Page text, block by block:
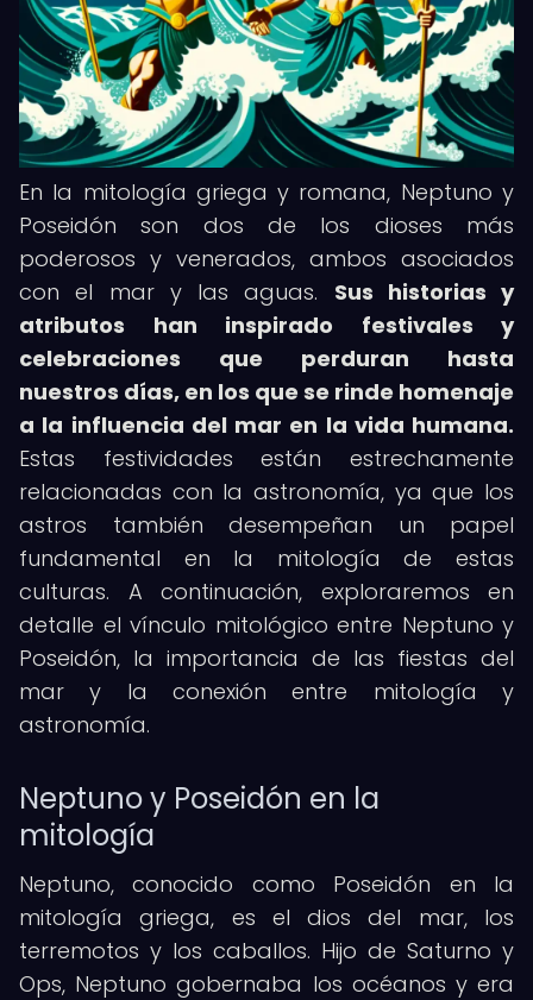
En la mitología griega y romana, Neptuno y
Poseidón son dos de los dioses más
poderosos y venerados, ambos asociados
con el mar y las aguas. Sus historias y
atributos han inspirado festivales y
celebraciones que perduran hasta
nuestros días, en los que se rinde homenaje
a la influencia del mar en la vida humana.
Estas festividades están estrechamente
relacionadas con la astronomía, ya que los
astros también desempeñan un papel
fundamental en la mitología de estas
culturas. A continuación, exploraremos en
detalle el vínculo mitológico entre Neptuno y
Poseidón, la importancia de las fiestas del
mar y la conexión entre mitología y
astronomía.
Neptuno y Poseidón en la
mitología
Neptuno, conocido como Poseidón en la
mitología griega, es el dios del mar, los
terremotos y los caballos. Hijo de Saturno y
Ops, Neptuno gobernaba los océanos y era